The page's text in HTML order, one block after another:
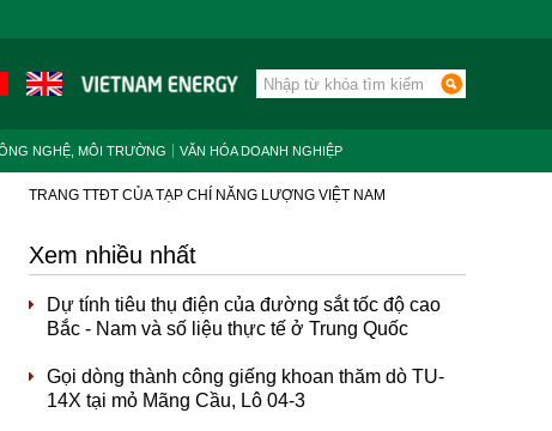
NGHỆ, MÔI TRƯỜNG VĂN HÓA DOANH NGHIỆP
TRANG TTĐT CỦA TẠP CHÍ NĂNG LƯỢNG VIỆT NAM
Xem nhiều nhất
Dự tính tiêu thụ điện của đường sắt tốc độ cao
Bắc - Nam và số liệu thực tế ở Trung Quốc
Gọi dòng thành công giếng khoan thăm dò TU-
14X tại mỏ Mãng Cầu, Lô 04-3